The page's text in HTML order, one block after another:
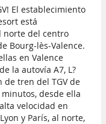
El establecimiento
está
norte del centro
Bourg-lès-Valence.
en Valence
la autovía A7, L?
de tren del TGV de
desde ella
velocidad en
y París, al norte,